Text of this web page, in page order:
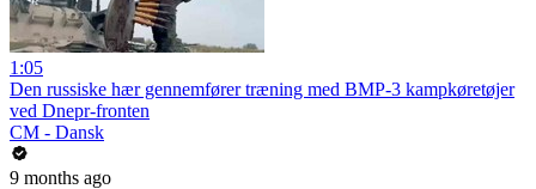
1:05
Den russiske hær gennemfører træning med BMP-3 kampkøretøjer
ved Dnepr-fronten
CM - Dansk
9 months ago